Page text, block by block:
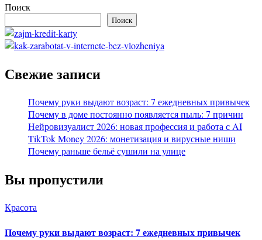
Поиск
Поиск
Свежие записи
Почему руки выдают возраст: 7 ежедневных привычек
Почему в доме постоянно появляется пыль: 7 причин
Нейровизуалист 2026: новая профессия и работа с AI
TikTok Money 2026: монетизация и вирусные ниши
Почему раньше бельё сушили на улице
Вы пропустили
Красота
Почему руки выдают возраст: 7 ежедневных привычек